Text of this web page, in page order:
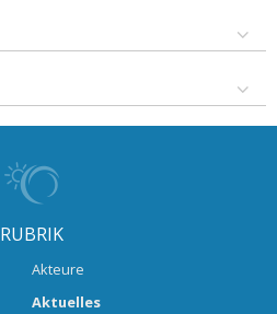
RUBRIK
Akteure
Aktuelles